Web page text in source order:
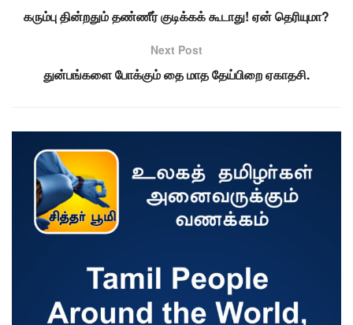
கரும்பு தின்றதும் தண்ணீர் குடிக்கக் கூடாது! ஏன் தெரியுமா?
Next Post
துன்பங்களை போக்கும் தை மாத தேய்பிறை ஏகாதசி.